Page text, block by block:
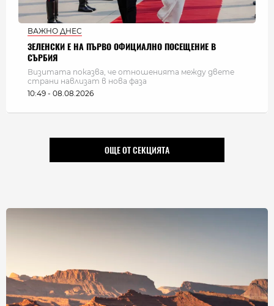
ВАЖНО ДНЕС
ЗЕЛЕНСКИ Е НА ПЪРВО ОФИЦИАЛНО ПОСЕЩЕНИЕ В
СЪРБИЯ
Визитата показва, че отношенията между двете
страни навлизат в нова фаза
10:49 - 08.08.2026
ОЩЕ ОТ СЕКЦИЯТА